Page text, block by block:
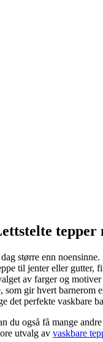
tepper
større enn
til jenter eller gutter,
av farger og
som gir hvert
det perfekte vaskbare
du også få mange andre
utvalg av vaskbare